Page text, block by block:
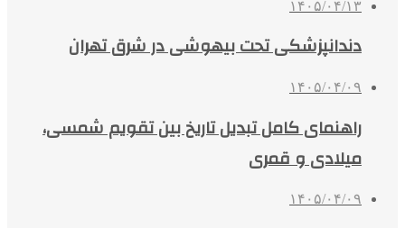
۱۴۰۵/۰۴/۱۳
دندانپزشکی تحت بیهوشی در شرق تهران
۱۴۰۵/۰۴/۰۹
راهنمای کامل تبدیل تاریخ بین تقویم شمسی،
میلادی و قمری
۱۴۰۵/۰۴/۰۹